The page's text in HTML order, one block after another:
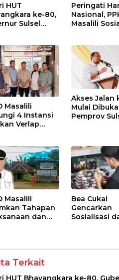
HUT
ke-80,
Sulsel
Peringati
Nasional,
Masalili
Masalili
4 Instansi
Verlap
Akses Jalan
Mulai
Pemprov
Masalili
Tahapan
dan
Bea Cukai
Gencarkan
Sosialisasi
Ilegal
Terkait
HUT Bhayangkara ke-80,